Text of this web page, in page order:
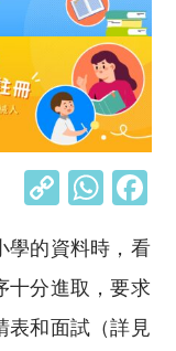
C
p
y
Li
W
at
s
A
學的資料時，看
十分進取，要求
表和面試（詳見